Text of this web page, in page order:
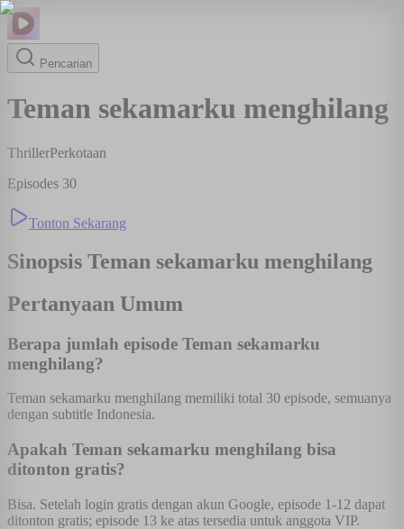
Pencarian
Teman sekamarku menghilang
ThrillerPerkotaan
Episodes 30
Tonton Sekarang
Sinopsis Teman sekamarku menghilang
Pertanyaan Umum
Berapa jumlah episode Teman sekamarku
menghilang?
Teman sekamarku menghilang memiliki total 30 episode, semuanya
dengan subtitle Indonesia.
Apakah Teman sekamarku menghilang bisa
ditonton gratis?
Bisa. Setelah login gratis dengan akun Google, episode 1-12 dapat
ditonton gratis; episode 13 ke atas tersedia untuk anggota VIP.